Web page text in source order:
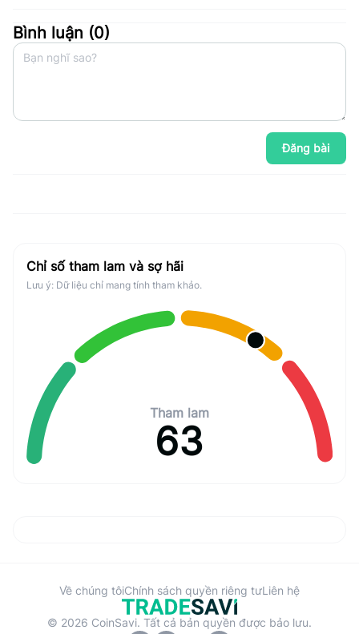
Bình luận (0)
Đăng bài
Chỉ số tham lam và sợ hãi
Lưu ý: Dữ liệu chỉ mang tính tham khảo.
Tham lam
63
© 2026 CoinSavi. Tất cả bản quyền được bảo lưu.
Về chúng tôiChính sách quyền riêng tưLiên hệ